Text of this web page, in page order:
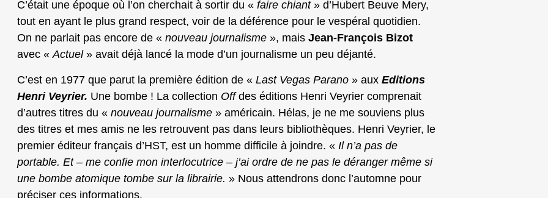
C’était une époque où l’on cherchait à sortir du « faire chiant» d’Hubert Beuve Mery,
tout en ayant le plus grand respect, voir de la déférence pour le vespéral quotidien.
On ne parlait pas encore de « nouveau journalisme », mais Jean-François Bizot
avec «Actuel» avait déjà lancé la mode d’un journalisme un peu déjanté.
C’est en 1977 que parut la première édition de « Last Vegas Parano » aux Editions
Henri Veyrier. Une bombe ! La collection Offdes éditions Henri Veyrier comprenait
d’autres titres du « nouveau journalisme » américain. Hélas, je ne me souviens plus
des titres et mes amis ne les retrouvent pas dans leurs bibliothèques. Henri Veyrier, le
premier éditeur français d’HST, est un homme difficile à joindre. « Il n’a pas de
portable. Et – me confie mon interlocutrice – j’ai ordre de ne pas le déranger même si
une bombe atomique tombe sur la librairie. » Nous attendrons donc l’automne pour
préciser ces informations.